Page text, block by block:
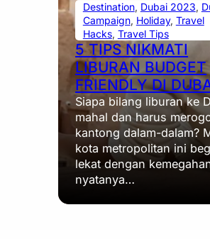
Destination, Dubai 2023,
Campaign, Holiday, Travel
Hacks, Travel Tips
5 TIPS NIKMATI
LIBURAN BUDGET
FRIENDLY DI
Siapa bilang liburan ke
mahal dan harus
kantong dalam-dalam?
kota metropolitan ini
lekat dengan
nyatanya…